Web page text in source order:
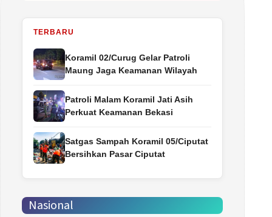
TERBARU
Koramil 02/Curug Gelar Patroli
Maung Jaga Keamanan Wilayah
Patroli Malam Koramil Jati Asih
Perkuat Keamanan Bekasi
Satgas Sampah Koramil 05/Ciputat
Bersihkan Pasar Ciputat
Nasional